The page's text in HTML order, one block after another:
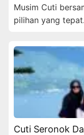
Musim Cuti
pilihan yang
Cuti Seronok